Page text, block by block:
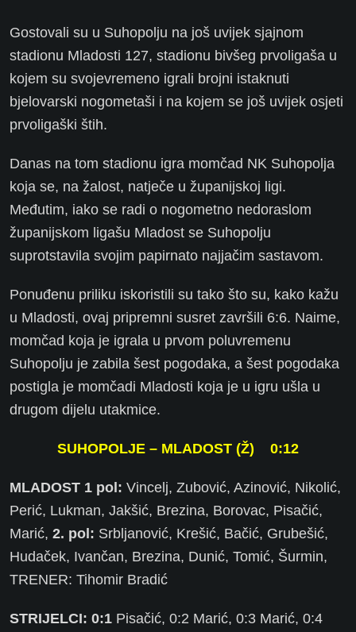
Gostovali su u Suhopolju na još uvijek sjajnom
stadionu Mladosti 127, stadionu bivšeg prvoligaša u
kojem su svojevremeno igrali brojni istaknuti
bjelovarski nogometaši i na kojem se još uvijek osjeti
prvoligaški štih.
Danas na tom stadionu igra momčad NK Suhopolja
koja se, na žalost, natječe u županijskoj ligi.
Međutim, iako se radi o nogometno nedoraslom
županijskom ligašu Mladost se Suhopolju
suprotstavila svojim papirnato najjačim sastavom.
Ponuđenu priliku iskoristili su tako što su, kako kažu
u Mladosti, ovaj pripremni susret završili 6:6. Naime,
momčad koja je igrala u prvom poluvremenu
Suhopolju je zabila šest pogodaka, a šest pogodaka
postigla je momčadi Mladosti koja je u igru ušla u
drugom dijelu utakmice.
SUHOPOLJE – MLADOST (Ž) 0:12
MLADOST 1 pol: Vincelj, Zubović, Azinović, Nikolić,
Perić, Lukman, Jakšić, Brezina, Borovac, Pisačić,
Marić, 2. pol: Srbljanović, Krešić, Bačić, Grubešić,
Hudaček, Ivančan, Brezina, Dunić, Tomić, Šurmin,
TRENER: Tihomir Bradić
STRIJELCI: 0:1 Pisačić, 0:2 Marić, 0:3 Marić, 0:4